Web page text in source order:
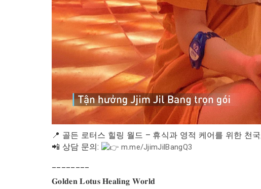
📍 골든 로터스 힐링 월드 – 휴식과 영적 케어를 위한 천
📲 상담 문의:
m.me/JjimJilBangQ3
𝐆𝐨𝐥𝐝𝐞𝐧 𝐋𝐨𝐭𝐮𝐬 𝐇𝐞𝐚𝐥𝐢𝐧𝐠 𝐖𝐨𝐫𝐥𝐝